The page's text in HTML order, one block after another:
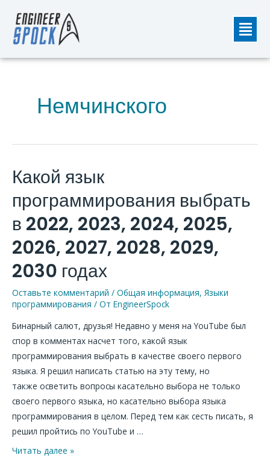
содержимому
Немчинского
Какой язык
программирования выбрать
в 2022, 2023, 2024, 2025,
2026, 2027, 2028, 2029,
2030 годах
Оставьте комментарий / Общая информация, Языки
программирования / От EngineerSpock
Бинарный салют, друзья! Недавно у меня на YouTube был
спор в комментах насчет того, какой язык
программирования выбрать в качестве своего первого
языка. Я решил написать статью на эту тему, но
также осветить вопросы касательно выбора не только
своего первого языка, но касательно выбора языка
программирования в целом. Перед тем как сесть писать, я
решил пройтись по YouTube и …
Какой
язык
программирования
выбрать
в
2022,
2023,
2024,
2025,
2026,
2027,
2028,
2029,
2030
годах
Читать далее »